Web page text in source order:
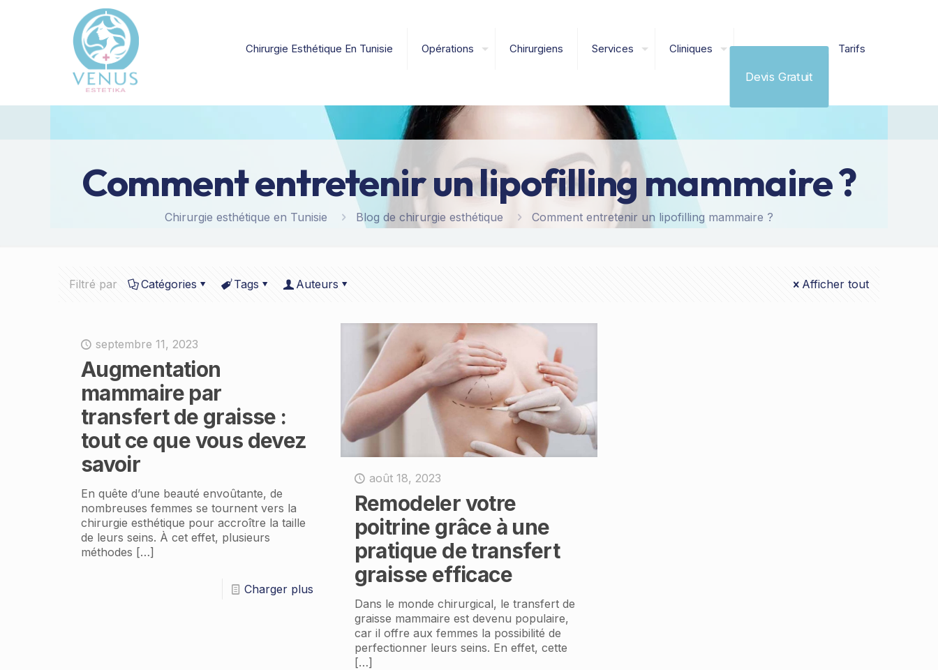
Chirurgie Esthétique En Tunisie Opérations Chirurgiens Services Cliniques
Devis Gratuit
Tarifs
Comment entretenir un lipofilling mammaire ?
Chirurgie esthétique en Tunisie Blog de chirurgie esthétique Comment entretenir un lipofilling mammaire ?
Filtré par Catégories Tags Auteurs Afficher tout
septembre 11, 2023
Augmentation
mammaire par
transfert de graisse :
tout ce que vous devez
savoir
En quête d’une beauté envoûtante, de
nombreuses femmes se tournent vers la
chirurgie esthétique pour accroître la taille
de leurs seins. À cet effet, plusieurs
méthodes […]
Charger plus
août 18, 2023
Remodeler votre
poitrine grâce à une
pratique de transfert
graisse efficace
Dans le monde chirurgical, le transfert de
graisse mammaire est devenu populaire,
car il offre aux femmes la possibilité de
perfectionner leurs seins. En effet, cette
[…]